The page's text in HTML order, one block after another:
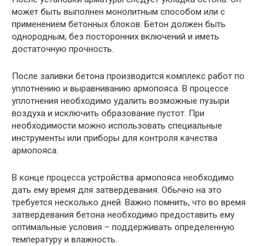
может быть выполнен монолитным способом или с
применением бетонных блоков. Бетон должен быть
однородным, без посторонних включений и иметь
достаточную прочность.
После заливки бетона производится комплекс работ по
уплотнению и выравниванию армопояса. В процессе
уплотнения необходимо удалить возможные пузыри
воздуха и исключить образование пустот. При
необходимости можно использовать специальные
инструменты или приборы для контроля качества
армопояса.
В конце процесса устройства армопояса необходимо
дать ему время для затвердевания. Обычно на это
требуется несколько дней. Важно помнить, что во время
затвердевания бетона необходимо предоставить ему
оптимальные условия – поддерживать определенную
температуру и влажность.